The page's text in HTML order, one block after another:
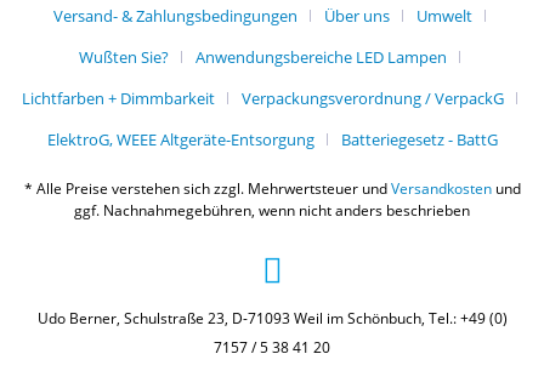
Versand- & Zahlungsbedingungen
Über uns
Umwelt
Wußten Sie?
Anwendungsbereiche LED Lampen
Lichtfarben + Dimmbarkeit
Verpackungsverordnung / VerpackG
ElektroG, WEEE Altgeräte-Entsorgung
Batteriegesetz - BattG
* Alle Preise verstehen sich zzgl. Mehrwertsteuer undVersandkostenund
ggf. Nachnahmegebühren, wenn nicht anders beschrieben
Udo Berner, Schulstraße 23, D-71093 Weil im Schönbuch, Tel.: +49 (0)
7157 / 5 38 41 20